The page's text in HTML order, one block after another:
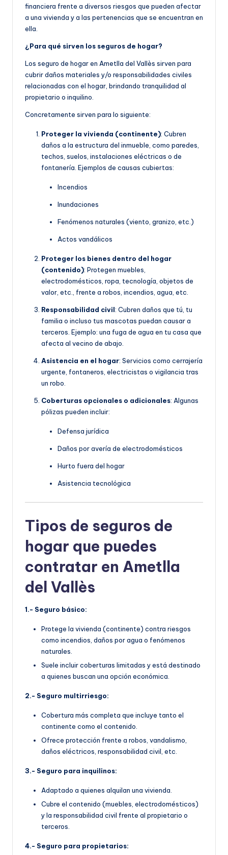
financiera frente a diversos riesgos que pueden afectar
a una vivienda y a las pertenencias que se encuentran en
ella.
¿Para qué sirven los seguros de hogar?
Los seguro de hogar en Ametlla del Vallès sirven para
cubrir daños materiales y/o responsabilidades civiles
relacionadas con el hogar, brindando tranquilidad al
propietario o inquilino.
Concretamente sirven para lo siguiente:
Proteger la vivienda (continente): Cubren
daños a la estructura del inmueble, como paredes,
techos, suelos, instalaciones eléctricas o de
fontanería. Ejemplos de causas cubiertas:
Incendios
Inundaciones
Fenómenos naturales (viento, granizo, etc.)
Actos vandálicos
Proteger los bienes dentro del hogar
(contenido): Protegen muebles,
electrodomésticos, ropa, tecnología, objetos de
valor, etc., frente a robos, incendios, agua, etc.
Responsabilidad civil: Cubren daños que tú, tu
familia o incluso tus mascotas puedan causar a
terceros. Ejemplo: una fuga de agua en tu casa que
afecta al vecino de abajo.
Asistencia en el hogar: Servicios como cerrajería
urgente, fontaneros, electricistas o vigilancia tras
un robo.
Coberturas opcionales o adicionales: Algunas
pólizas pueden incluir:
Defensa jurídica
Daños por avería de electrodomésticos
Hurto fuera del hogar
Asistencia tecnológica
Tipos de seguros de
hogar que puedes
contratar en Ametlla
del Vallès
1.- Seguro básico:
Protege la vivienda (continente) contra riesgos
como incendios, daños por agua o fenómenos
naturales.
Suele incluir coberturas limitadas y está destinado
a quienes buscan una opción económica.
2.- Seguro multirriesgo:
Cobertura más completa que incluye tanto el
continente como el contenido.
Ofrece protección frente a robos, vandalismo,
daños eléctricos, responsabilidad civil, etc.
3.- Seguro para inquilinos:
Adaptado a quienes alquilan una vivienda.
Cubre el contenido (muebles, electrodomésticos)
y la responsabilidad civil frente al propietario o
terceros.
4.- Seguro para propietarios: